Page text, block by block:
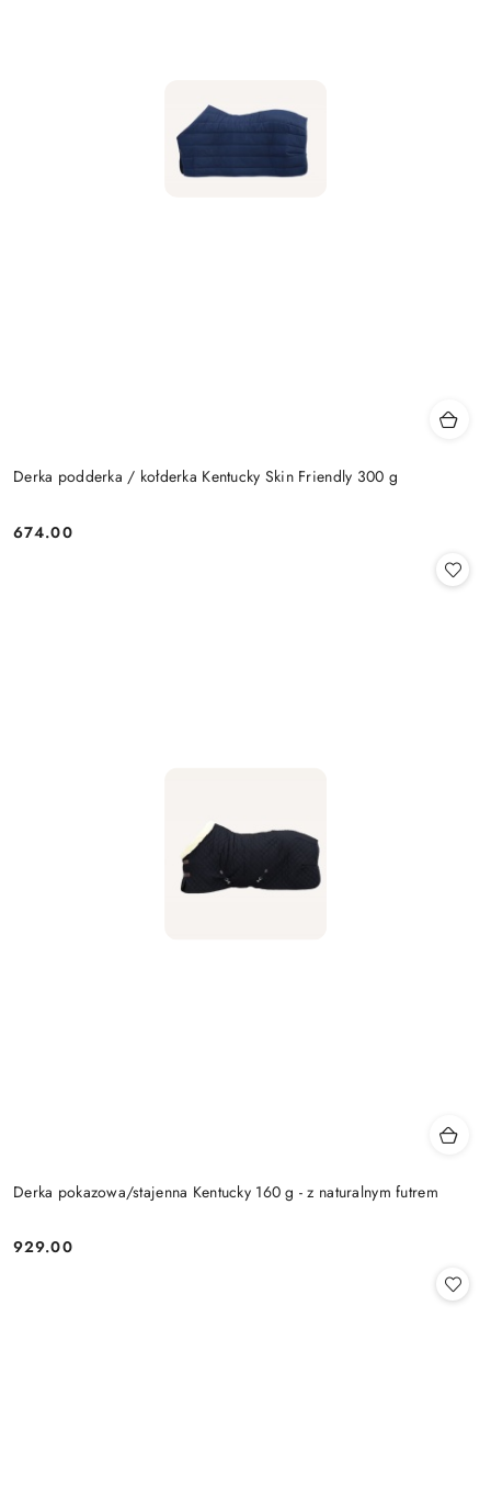
Derka podderka / kołderka Kentucky Skin Friendly 300 g
Cena:
674.00
Derka pokazowa/stajenna Kentucky 160 g - z naturalnym futrem
Cena:
929.00